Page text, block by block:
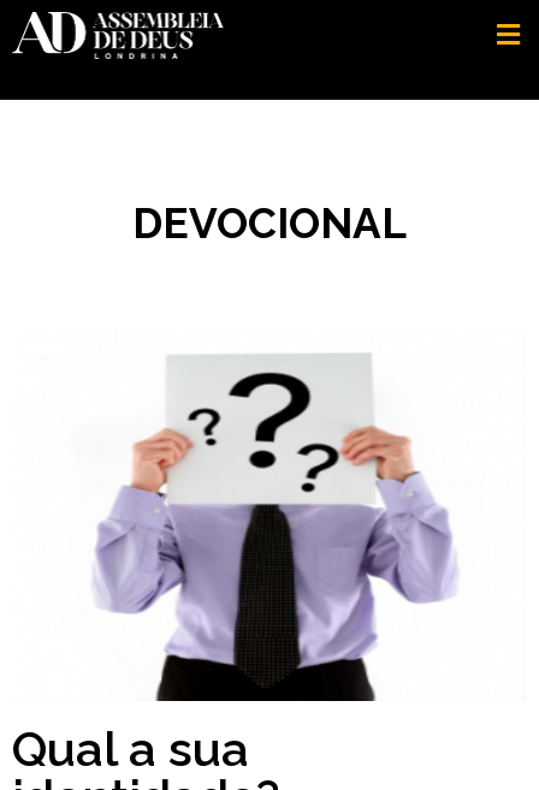
DEVOCIONAL
Qual a sua